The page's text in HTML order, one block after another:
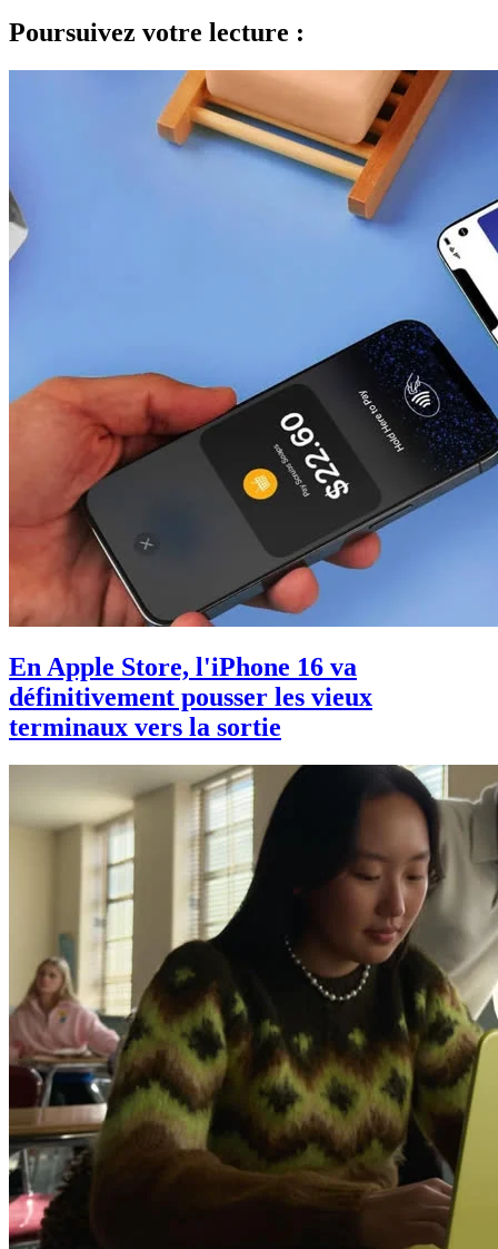
Poursuivez votre lecture :
En Apple Store, l'iPhone 16 va
définitivement pousser les vieux
terminaux vers la sortie